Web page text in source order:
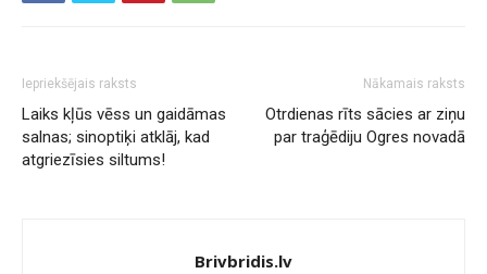
Iepriekšējais raksts
Laiks kļūs vēss un gaidāmas
salnas; sinoptiķi atklāj, kad
atgriezīsies siltums!
Nākamais raksts
Otrdienas rīts sācies ar ziņu
par traģēdiju Ogres novadā
Brivbridis.lv